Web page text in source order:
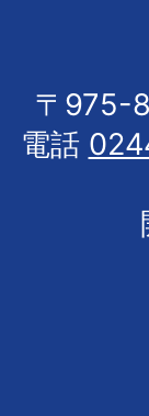
〒975-
電話